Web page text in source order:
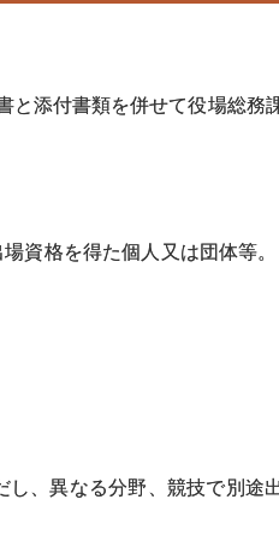
と添付書類を併せて役場総務
資格を得た個人又は団体等
、異なる分野、競技で別途